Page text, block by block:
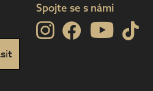
Spojte se s námi